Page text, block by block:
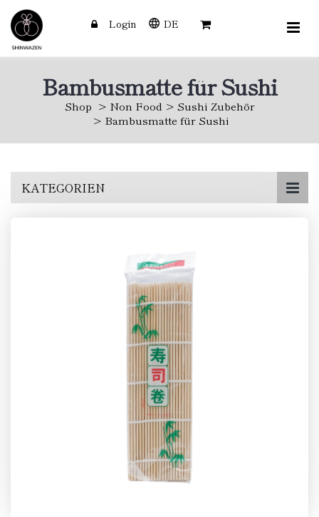
Login DE
Bambusmatte für Sushi
Shop Non Food
Sushi Zubehör
Bambusmatte für Sushi
KATEGORIEN